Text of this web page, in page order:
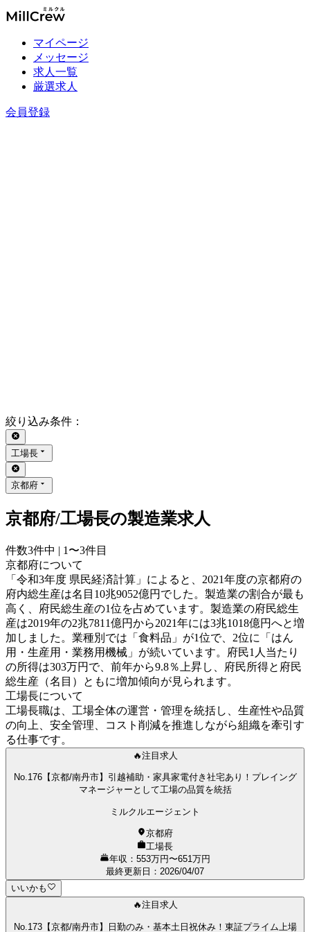
マイページ
メッセージ
求人一覧
厳選求人
会員登録
絞り込み条件 ：
工場長
京都府
京都府/工場長の製造業求人
件数3件中 | 1〜3件目
京都府について
「令和3年度 県民経済計算」によると、2021年度の京都府の
府内総生産は名目10兆9052億円でした。製造業の割合が最も
高く、府民総生産の1位を占めています。製造業の府民総生
産は2019年の2兆7811億円から2021年には3兆1018億円へと増
加しました。業種別では「食料品」が1位で、2位に「はん
用・生産用・業務用機械」が続いています。府民1人当たり
の所得は303万円で、前年から9.8％上昇し、府民所得と府民
総生産（名目）ともに増加傾向が見られます。
工場長について
工場長職は、工場全体の運営・管理を統括し、生産性や品質
の向上、安全管理、コスト削減を推進しながら組織を牽引す
る仕事です。
🔥注目求人
No.176【京都/南丹市】引越補助・家具家電付き社宅あり！プレイング
マネージャーとして工場の品質を統括
ミルクルエージェント
京都府
工場長
年収：553万円〜651万円
最終更新日 ： 2026/04/07
いいかも
🔥注目求人
No.173【京都/南丹市】日勤のみ・基本土日祝休み！東証プライム上場